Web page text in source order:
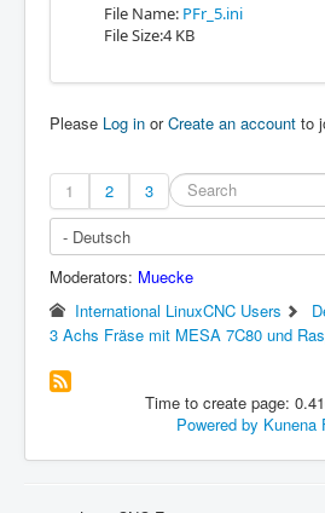
File Name: PFr_5.ini
File Size:4 KB
Please Log in orCreate an account to
1 2 3
Moderators: Muecke
International LinuxCNC Users
3 Achs Fräse mit MESA 7C80 und
Time to create page:
Powered by Kunena